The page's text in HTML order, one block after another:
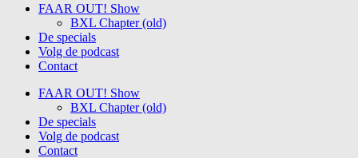
menu FAAR OUT! Show
BXL Chapter (old)
De specials
Volg de podcast
Contact
FAAR OUT! Show
BXL Chapter (old)
De specials
Volg de podcast
Contact